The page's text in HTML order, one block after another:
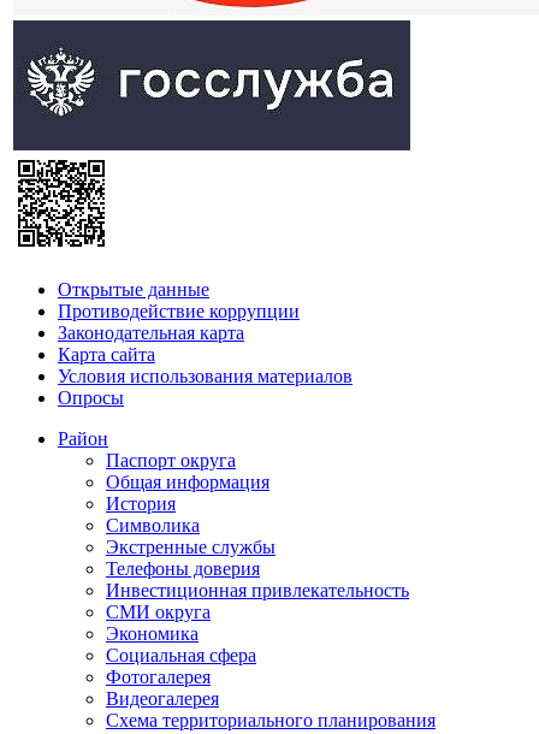
Открытые данные
Противодействие коррупции
Законодательная карта
Карта сайта
Условия использования материалов
Опросы
Район
Паспорт округа
Общая информация
История
Символика
Экстренные службы
Телефоны доверия
Инвестиционная привлекательность
СМИ округа
Экономика
Социальная сфера
Фотогалерея
Видеогалерея
Схема территориального планирования